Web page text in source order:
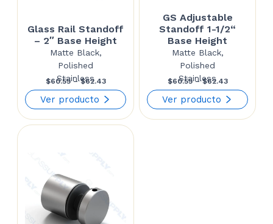
Glass Rail Standoff
– 2″ Base Height
Matte Black,
Polished
Stainless
$60.55 – $62.43Price
range:
$60.55
through
Ver producto
GS Adjustable
Standoff 1-1/2“
Base Height
Matte Black,
Polished
Stainless
$60.55 – $62.43Price
range:
$60.55
Ver producto